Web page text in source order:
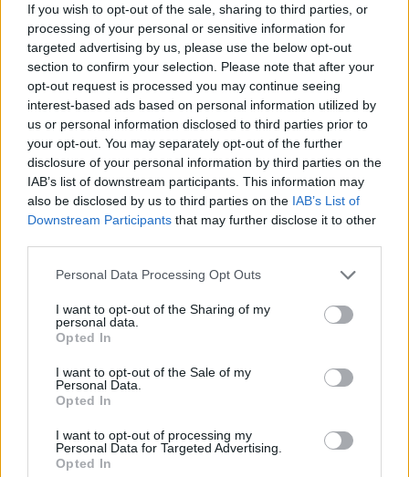
If you wish to opt-out of the sale, sharing to third parties, or
processing of your personal or sensitive information for
targeted advertising by us, please use the below opt-out
section to confirm your selection. Please note that after your
opt-out request is processed you may continue seeing
interest-based ads based on personal information utilized by
us or personal information disclosed to third parties prior to
your opt-out. You may separately opt-out of the further
disclosure of your personal information by third parties on the
IAB’s list of downstream participants. This information may
also be disclosed by us to third parties on the IAB’s List of
Downstream Participants that may further disclose it to other
Please note that this website/app uses one or more Google
not limited to your visit or usage behaviour. You may click to
grant or deny consent to Google and its third-party tags to
use your data for below specified purposes in below Google
consent section.
Personal Data Processing Opt Outs
I want to opt-out of the Sharing of my
personal data.
Opted In
I want to opt-out of the Sale of my
Personal Data.
Opted In
I want to opt-out of processing my
Personal Data for Targeted Advertising.
Opted In
– Nézegesd csak nyugodtan, ha már élőben egy jó ideig
még úgysem lesz esélyed ilyesmit látni.
Majd sarkon fordult, és kiment a szobámból.
11. Lett egy kiskutyánk, akit Zeusznak szerettem volna
elnevezni, de az édesanyám csóválta a fejét, és ezt mondta:
– Hát nekem nem igazán tetszenek a „Z” betűs nevek.
Ebben csak az a vicces, hogy a bátyámat Zoltánnak hívják.